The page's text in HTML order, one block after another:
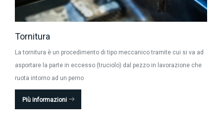
Tornitura
La tornitura è un procedimento di tipo meccanico tramite cui si va ad
asportare la parte in eccesso (truciolo) dal pezzo in lavorazione che
ruota intorno ad un perno
Più informazioni